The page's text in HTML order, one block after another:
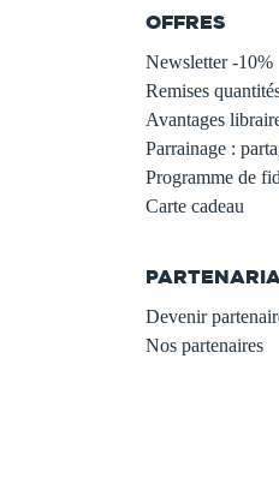
OFFRES
Newsletter -10%
Remises
Avantages
Parrainage :
Programme de
Carte cadeau
Devenir
Nos partenaires